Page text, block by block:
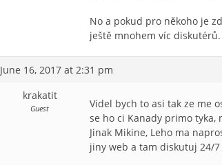
No a pokud pro někoho je
ještě mnohem víc
June 16, 2017 at 2:31 pm
krakatit
Guest
Videl bych to asi tak ze me
se ho ci Kanady primo tyka,
Jinak Mikine, Leho ma
jiny web a tam diskutuj 24/